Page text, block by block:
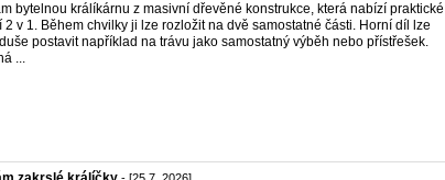
bytelnou králíkárnu z masivní dřevěné konstrukce, která nabízí praktické
2 v 1. Během chvilky ji lze rozložit na dvě samostatné části. Horní díl lze
postavit například na trávu jako samostatný výběh nebo přístřešek.
...